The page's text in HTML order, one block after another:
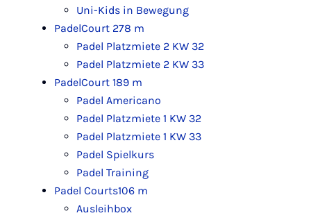
Uni-Kids in Bewegung
PadelCourt 278 m
Padel Platzmiete 2 KW 32
Padel Platzmiete 2 KW 33
PadelCourt 189 m
Padel Americano
Padel Platzmiete 1 KW 32
Padel Platzmiete 1 KW 33
Padel Spielkurs
Padel Training
Padel Courts106 m
Ausleihbox